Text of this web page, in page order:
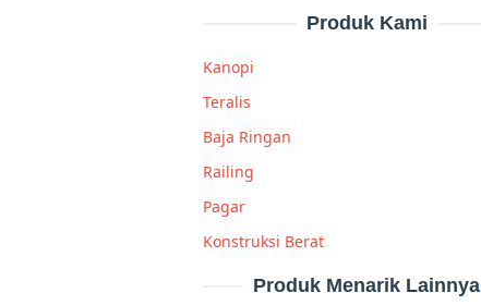
Produk Kami
Kanopi
Teralis
Baja Ringan
Railing
Pagar
Konstruksi Berat
Produk Menarik Lainnya